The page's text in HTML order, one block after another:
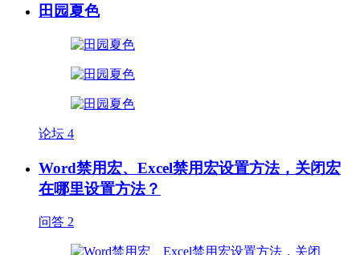
田园夏色
论坛 4
Word禁用宏、Excel禁用宏设置方法，关闭宏
在哪里设置方法？
问答 2